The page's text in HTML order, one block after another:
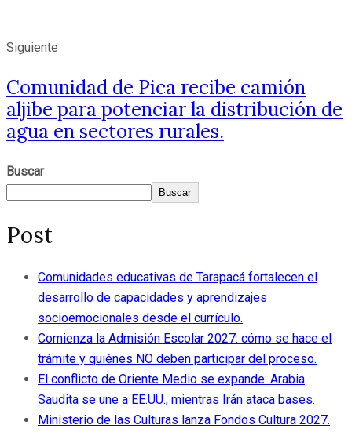
Siguiente
Comunidad de Pica recibe camión
aljibe para potenciar la distribución de
agua en sectores rurales.
Buscar
Buscar
Post
Comunidades educativas de Tarapacá fortalecen el
desarrollo de capacidades y aprendizajes
socioemocionales desde el currículo.
Comienza la Admisión Escolar 2027: cómo se hace el
trámite y quiénes NO deben participar del proceso.
El conflicto de Oriente Medio se expande: Arabia
Saudita se une a EE.UU., mientras Irán ataca bases.
Ministerio de las Culturas lanza Fondos Cultura 2027.